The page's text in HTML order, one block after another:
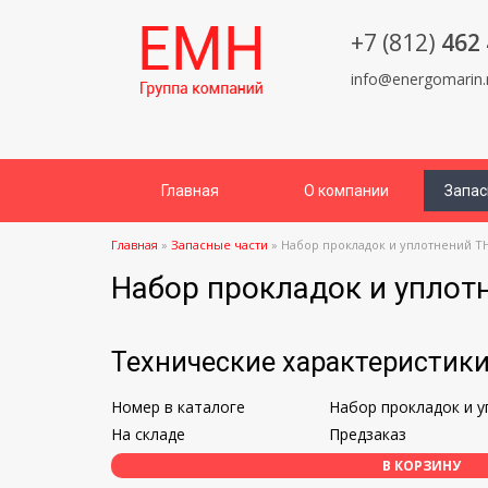
+7 (812) 462
Главная О компании
Главная » Запасные части » Набор прокладок и уплотнений
Набор прокладок и
Технические характеристики
Номер в каталоге
Набор прокладок и
На складе
Предзаказ
В КОРЗИНУ